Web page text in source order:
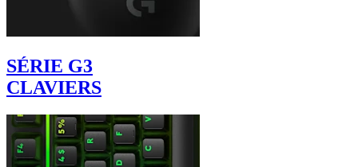
SÉRIE G3
CLAVIERS